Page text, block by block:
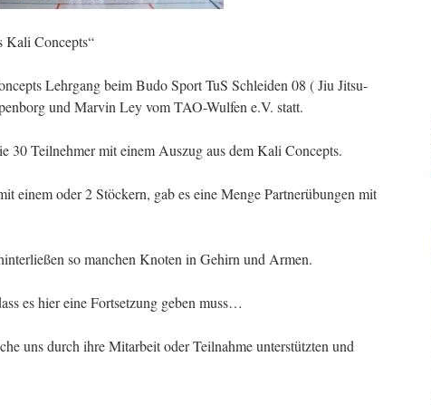
Kali Concepts“
Lehrgang beim Budo Sport TuS Schleiden 08 ( Jiu Jitsu-
und Marvin Ley vom TAO-Wulfen e.V. statt.
30 Teilnehmer mit einem Auszug aus dem Kali Concepts.
einem oder 2 Stöckern, gab es eine Menge Partnerübungen mit
so manchen Knoten in Gehirn und Armen.
es hier eine Fortsetzung geben muss…
uns durch ihre Mitarbeit oder Teilnahme unterstützten und